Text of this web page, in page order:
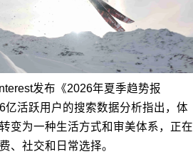
发布《2026年夏季趋势报
亿活跃用户的搜索数据分析指出，体
变为一种生活方式和审美体系，正在
、社交和日常选择。